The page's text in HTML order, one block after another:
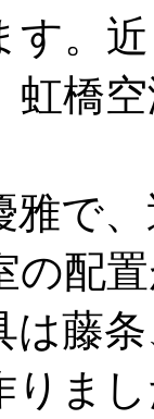
す。
虹橋
雅で
の配
は藤
りま